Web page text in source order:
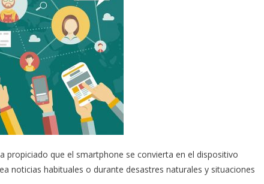
propiciado que el smartphone se convierta en el dispositivo
noticias habituales o durante desastres naturales y situaciones